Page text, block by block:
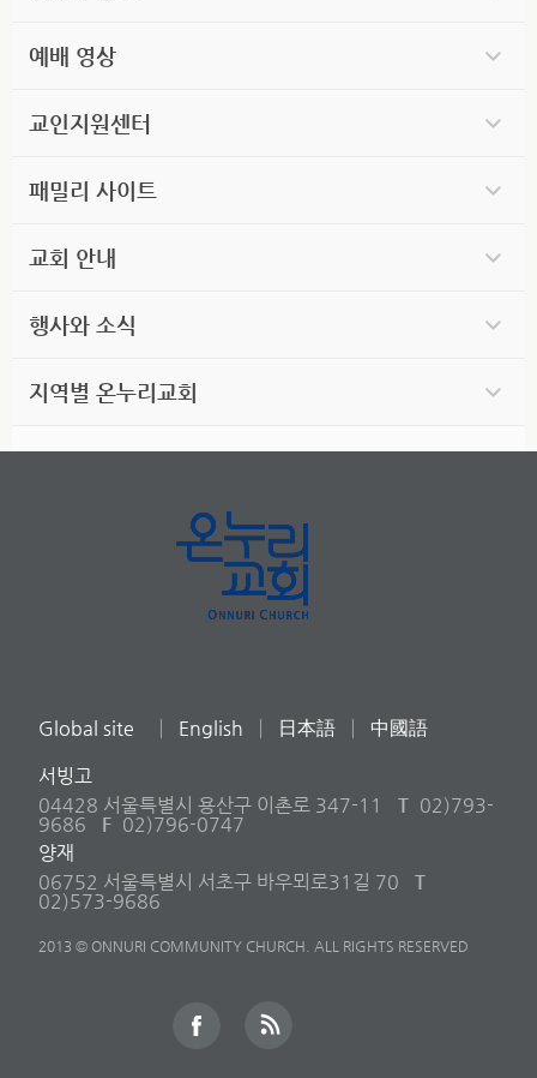
예배 영상
교인지원센터
패밀리 사이트
교회 안내
행사와 소식
지역별 온누리교회
Global site English 日本語 中國語
서빙고
04428 서울특별시 용산구 이촌로 347-11
T 02)793-
9686
F 02)796-0747
양재
06752 서울특별시 서초구 바우뫼로31길 70
T
02)573-9686
2013 © ONNURI COMMUNITY CHURCH. ALL RIGHTS RESERVED